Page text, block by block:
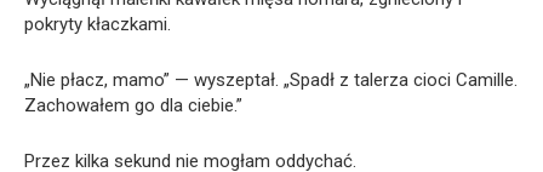
pokryty kłaczkami.
„Nie płacz, mamo” — wyszeptał. „Spadł z talerza cioci Camille.
Zachowałem go dla ciebie.”
Przez kilka sekund nie mogłam oddychać.